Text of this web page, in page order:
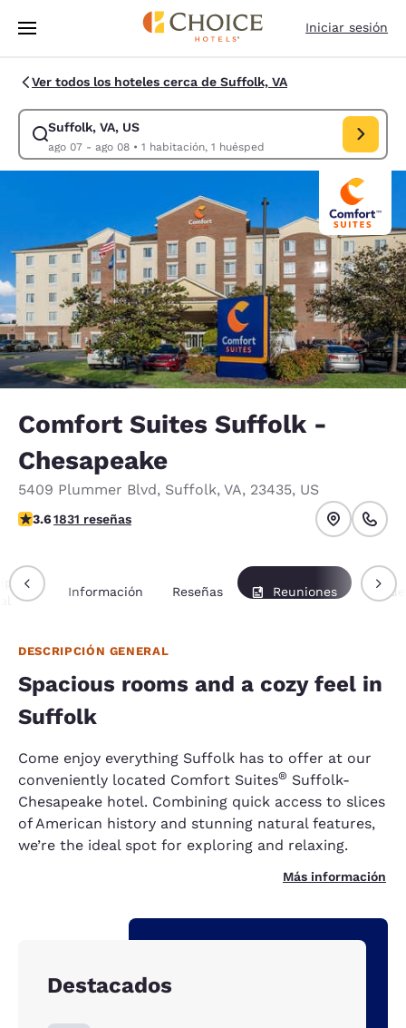
Pasar A Contenido Principal
Iniciar sesión
Ver todos los hoteles cerca de Suffolk, VA
Suffolk, VA, US
ago 07 - ago 08• 1 habitación, 1 huésped
Modificar la búsqueda de Suffolk, VA, US. Fecha de check-in ago 07,
Comfort Suites Suffolk -
Chesapeake
5409 Plummer Blvd, Suffolk, VA, 23435, US
calificación de 3.59 estrellas. Bueno.
3.61831 reseñas
Información Reseñas Reuniones
DESCRIPCIÓN GENERAL
Spacious rooms and a cozy feel in
Suffolk
Come enjoy everything Suffolk has to offer at our
conveniently located Comfort Suites® Suffolk-
Chesapeake hotel. Combining quick access to slices
of American history and stunning natural features,
we’re the ideal spot for exploring and relaxing.
Más información
Destacados